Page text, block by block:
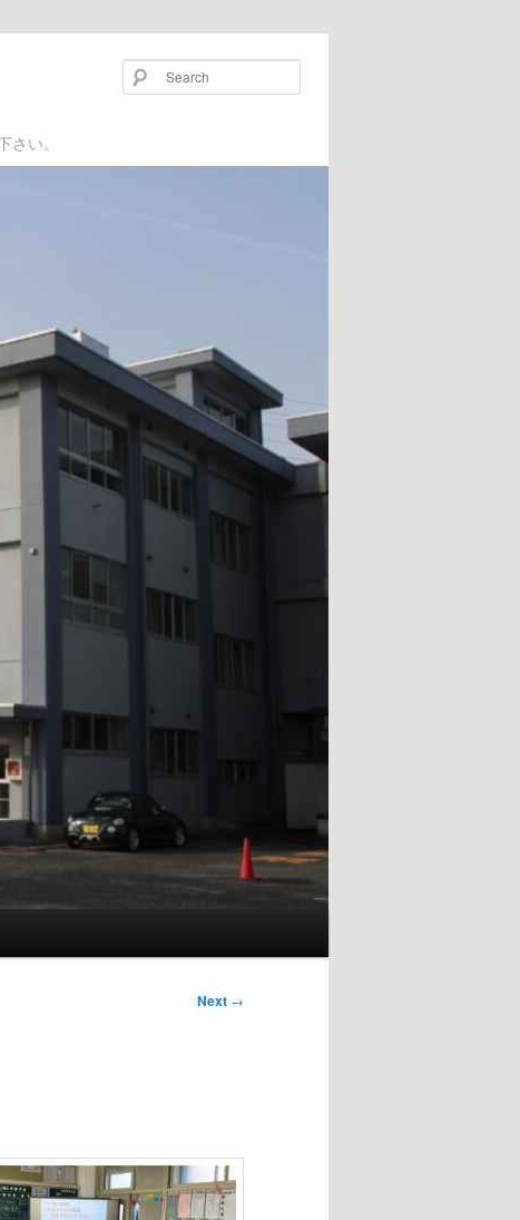
い。
Next →